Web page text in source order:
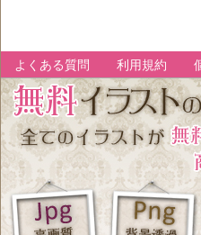
よくある質問 利用規約